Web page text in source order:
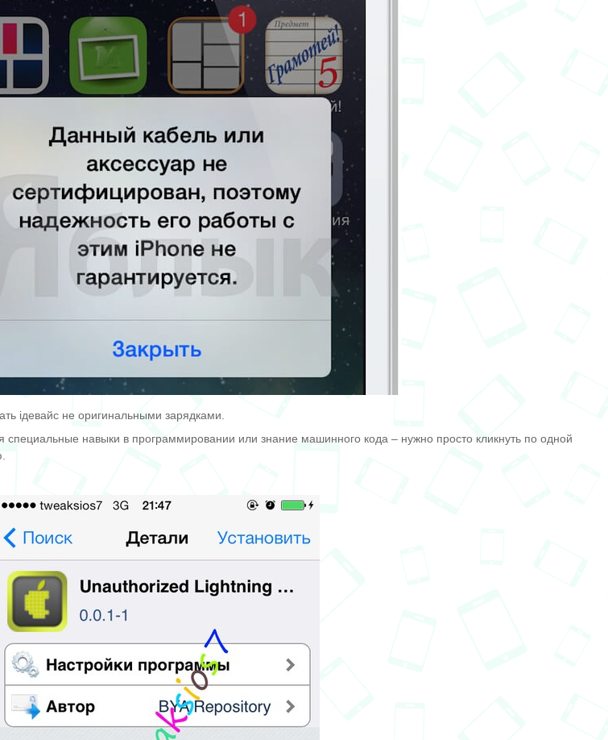
iдевайс не оригинальными зарядками.
навыки в программировании или знание машинного кода – нужно просто кликнуть по одной